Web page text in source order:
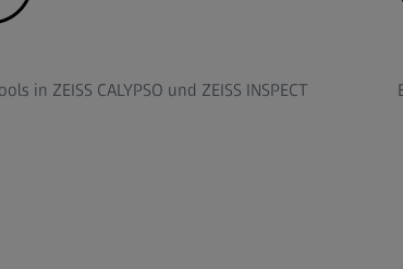
in ZEISS CALYPSO und ZEISS INSPECT